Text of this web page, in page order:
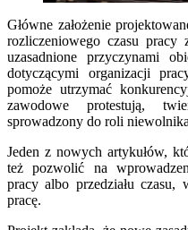
Główne założenie
rozliczeniowego czasu
uzasadnione przyczynami
dotyczącymi organizacji
pomoże utrzymać
zawodowe protestują,
sprowadzony do roli
Jeden z nowych artykułów,
też pozwolić na
pracy albo przedziału
pracę.